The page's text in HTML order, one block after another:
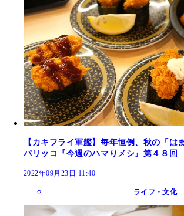
【カキフライ軍艦】毎年恒例、秋の「は
パリッコ『今週のハマりメシ』第４８回
2022年09月23日 11:40
ライフ・文化